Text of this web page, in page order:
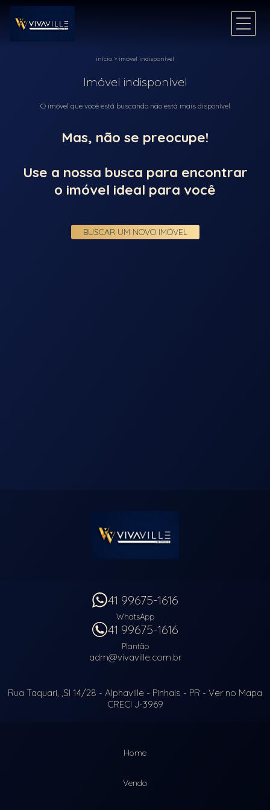
início > imóvel indisponível
Imóvel indisponível
O imóvel que você está buscando não está mais disponível
Mas, não se preocupe!
Use a nossa busca para encontrar
o imóvel ideal para você
BUSCAR UM NOVO IMÓVEL
41 99675-1616
WhatsApp
41 99675-1616
Plantão
adm@vivaville.com.br
Rua Taquari, ,Sl 14/28 - Alphaville - Pinhais - PR - Ver no Mapa
CRECI J-3969
Home
Venda